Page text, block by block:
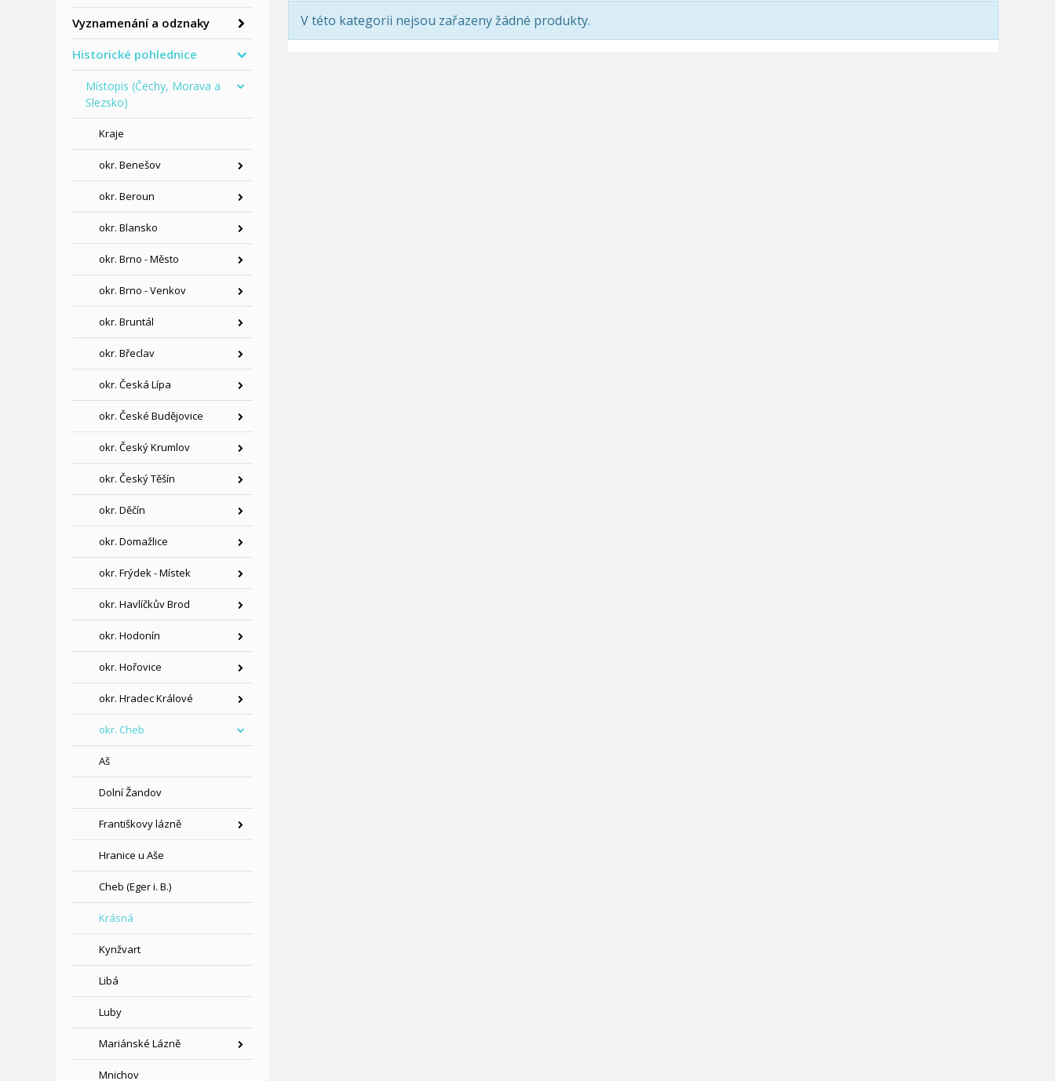
Vyznamenání a odznaky
Historické pohlednice
Místopis (Čechy, Morava a
Slezsko)
Kraje
okr. Benešov
okr. Beroun
okr. Blansko
okr. Brno - Město
okr. Brno - Venkov
okr. Bruntál
okr. Břeclav
okr. Česká Lípa
okr. České Budějovice
okr. Český Krumlov
okr. Český Těšín
okr. Děčín
okr. Domažlice
okr. Frýdek - Místek
okr. Havlíčkův Brod
okr. Hodonín
okr. Hořovice
okr. Hradec Králové
okr. Cheb
Aš
Dolní Žandov
Františkovy lázně
Hranice u Aše
Cheb (Eger i. B.)
Krásná
Kynžvart
Libá
Luby
Mariánské Lázně
Mnichov
V této kategorii nejsou zařazeny žádné produkty.